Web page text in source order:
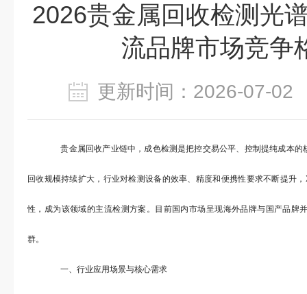
2026贵金属回收检测光
流品牌市场竞争
更新时间：2026-07-
贵金属回收产业链中，成色检测是把控交易公平、控制提纯成本的
回收规模持续扩大，行业对检测设备的效率、精度和便携性要求不断提升
性，成为该领域的主流检测方案。目前国内市场呈现海外品牌与国产品牌
群。
一、行业应用场景与核心需求